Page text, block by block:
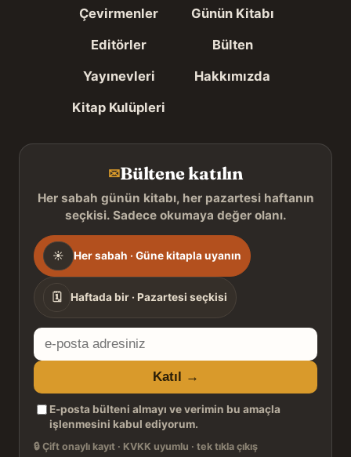
Çevirmenler
Editörler
Yayınevleri
Kitap Kulüpleri
Günün Kitabı
Bülten
Hakkımızda
✉Bültene katılın
Her sabah günün kitabı, her pazartesi haftanın
seçkisi. Sadece okumaya değer olanı.
Gönderim
sıklığı
☀ Her sabah · Güne kitapla uyanın
🗓 Haftada bir · Pazartesi seçkisi
E-
posta
adresiniz
Katıl →
E-posta bülteni almayı ve verimin bu amaçla
işlenmesini kabul ediyorum.
🔒 Çift onaylı kayıt · KVKK uyumlu · tek tıkla çıkış